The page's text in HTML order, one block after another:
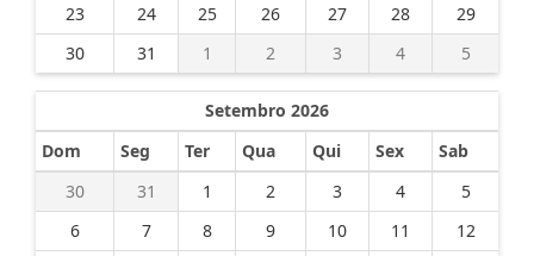
23
24 25 26 27 28
29
30
31 1 2 3 4 5
Setembro 2026
Dom
Seg Ter Qua Qui Sex
Sab
30
31 1 2 3 4
5
6
7 8 9 10 11
12